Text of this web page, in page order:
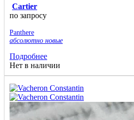
Cartier
по запросу
Panthere
абсолютно новые
Подробнее
Нет в наличии